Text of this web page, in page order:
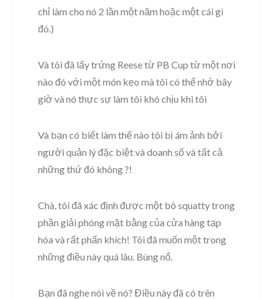
chỉ làm cho nó 2 lần một năm hoặc một cái gì
đó.)
Và tôi đã lấy trứng Reese từ PB Cup từ một nơi
nào đó với một món kẹo mà tôi có thể nhớ bây
giờ và nó thực sự làm tôi khó chịu khi tôi
Và bạn có biết làm thế nào tôi bị ám ảnh bởi
người quản lý đặc biệt và doanh số và tất cả
những thứ đó không ?!
Chà, tôi đã xác định được một bô squatty trong
phần giải phóng mặt bằng của cửa hàng tạp
hóa và rất phấn khích! Tôi đã muốn một trong
những điều này quá lâu. Bùng nổ.
Bạn đã nghe nói về nó? Điều này đã có trên